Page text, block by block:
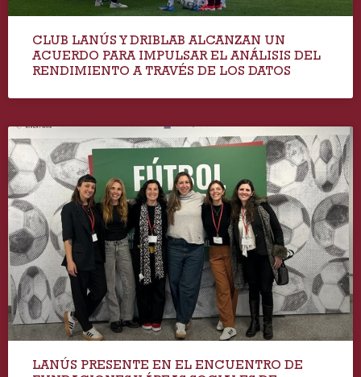
CLUB LANÚS Y DRIBLAB ALCANZAN UN
ACUERDO PARA IMPULSAR EL ANÁLISIS DEL
RENDIMIENTO A TRAVÉS DE LOS DATOS
LANÚS PRESENTE EN EL ENCUENTRO DE